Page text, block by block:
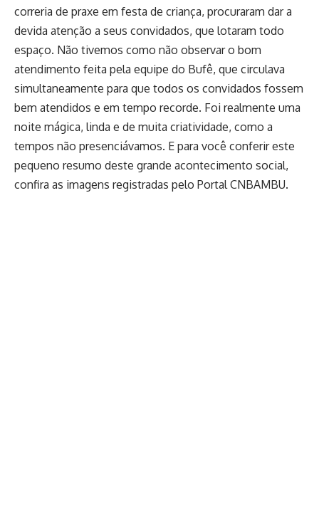
correria de praxe em festa de criança, procuraram dar a
devida atenção a seus convidados, que lotaram todo
espaço. Não tivemos como não observar o bom
atendimento feita pela equipe do Bufê, que circulava
simultaneamente para que todos os convidados fossem
bem atendidos e em tempo recorde. Foi realmente uma
noite mágica, linda e de muita criatividade, como a
tempos não presenciávamos. E para você conferir este
pequeno resumo deste grande acontecimento social,
confira as imagens registradas pelo Portal CNBAMBU.